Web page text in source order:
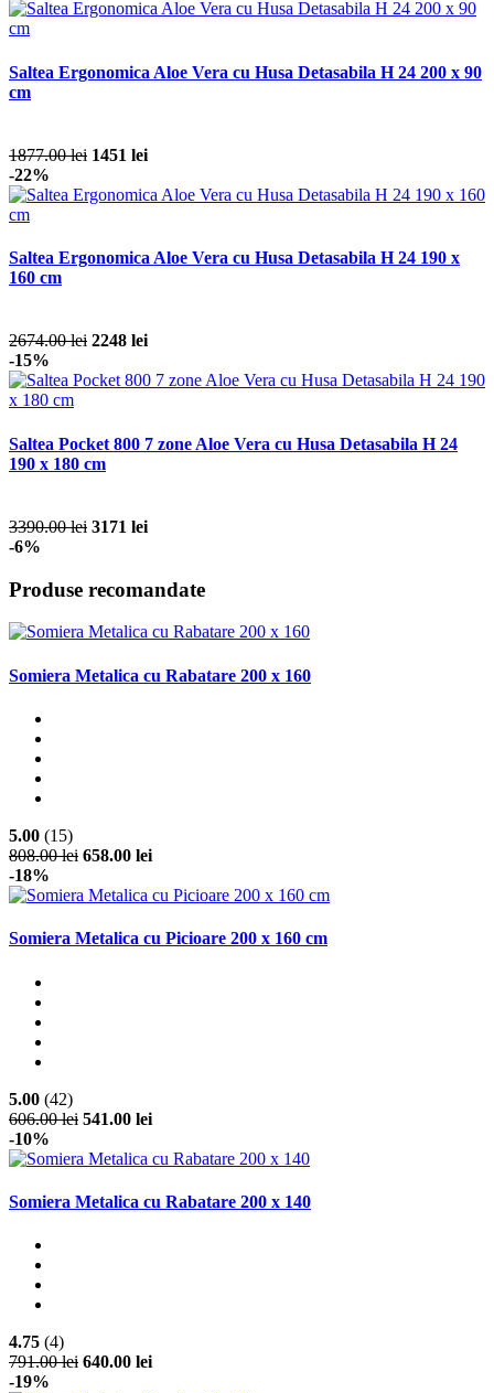
Saltea Ergonomica Aloe Vera cu Husa Detasabila H 24 200 x 90
cm
1877.00 lei 1451 lei
-22%
Saltea Ergonomica Aloe Vera cu Husa Detasabila H 24 190 x
160 cm
2674.00 lei 2248 lei
-15%
Saltea Pocket 800 7 zone Aloe Vera cu Husa Detasabila H 24
190 x 180 cm
3390.00 lei 3171 lei
-6%
Produse recomandate
Somiera Metalica cu Rabatare 200 x 160
5.00 (15)
808.00 lei 658.00 lei
-18%
Somiera Metalica cu Picioare 200 x 160 cm
5.00 (42)
606.00 lei 541.00 lei
-10%
Somiera Metalica cu Rabatare 200 x 140
4.75 (4)
791.00 lei 640.00 lei
-19%